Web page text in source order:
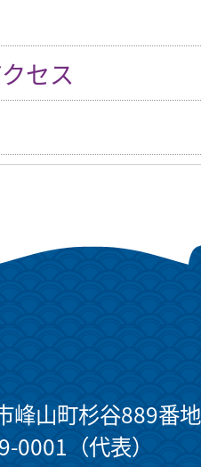
セス
峰山町杉谷889番地
0001（代表）